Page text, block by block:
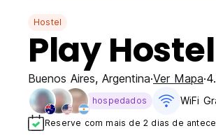
Hostel
Play
Buenos Aires, Argentina Ver Mapa
hospedados WiFi
Reserve com mais de 2 dias de